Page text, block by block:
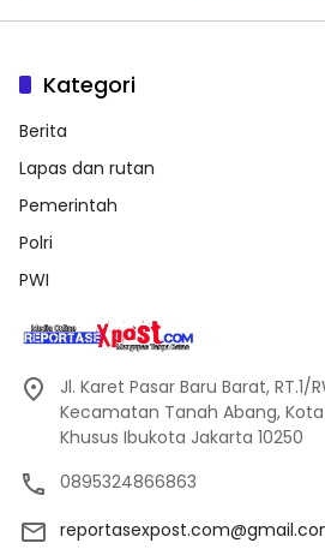
Kategori
Berita
Lapas dan rutan
Pemerintah
Polri
PWI
Jl. Karet Pasar Baru Barat, RT.1/
Kecamatan Tanah Abang,
Khusus Ibukota Jakarta 10250
0895324866863